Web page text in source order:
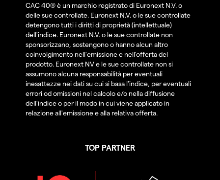
CAC 40® è un marchio registrato di Euronext N.V. o
delle sue controllate. Euronext N.V. o le sue controllate
detengono tutti i diritti di proprietà (intellettuale)
dell'indice. Euronext N.V. o le sue controllate non
sponsorizzano, sostengono o hanno alcun altro
coinvolgimento nell'emissione e nell'offerta del
prodotto. Euronext NV e le sue controllate non si
assumono alcuna responsabilità per eventuali
inesattezze nei dati su cui si basa l'indice, per eventuali
errori od omissioni nel calcolo e/o nella diffusione
dell'indice o per il modo in cui viene applicato in
relazione all'emissione e alla relativa offerta.
TOP PARTNER